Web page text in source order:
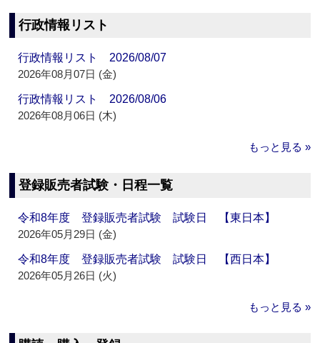
行政情報リスト
行政情報リスト 2026/08/07
2026年08月07日 (金)
行政情報リスト 2026/08/06
2026年08月06日 (木)
もっと見る »
登録販売者試験・日程一覧
令和8年度 登録販売者試験 試験日 【東日本】
2026年05月29日 (金)
令和8年度 登録販売者試験 試験日 【西日本】
2026年05月26日 (火)
もっと見る »